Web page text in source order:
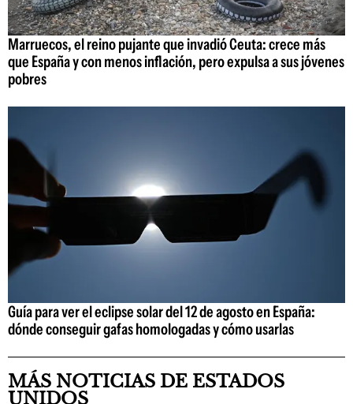
Marruecos, el reino pujante que invadió Ceuta: crece más
que España y con menos inflación, pero expulsa a sus jóvenes
pobres
Guía para ver el eclipse solar del 12 de agosto en España:
dónde conseguir gafas homologadas y cómo usarlas
MÁS NOTICIAS DE ESTADOS
UNIDOS